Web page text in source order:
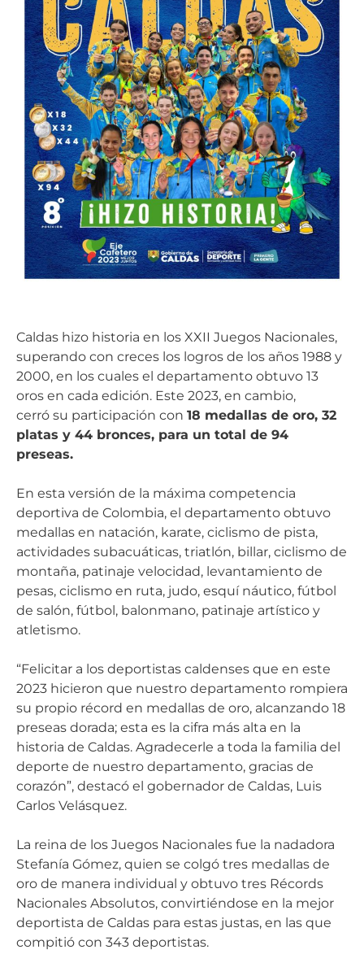
Caldas hizo historia en los XXII Juegos Nacionales,
superando con creces los logros de los años 1988 y
2000, en los cuales el departamento obtuvo 13
oros en cada edición. Este 2023, en cambio,
cerró su participación con 18 medallas de oro, 32
platas y 44 bronces, para un total de 94
preseas.
En esta versión de la máxima competencia
deportiva de Colombia, el departamento obtuvo
medallas en natación, karate, ciclismo de pista,
actividades subacuáticas, triatlón, billar, ciclismo de
montaña, patinaje velocidad, levantamiento de
pesas, ciclismo en ruta, judo, esquí náutico, fútbol
de salón, fútbol, balonmano, patinaje artístico y
atletismo.
“Felicitar a los deportistas caldenses que en este
2023 hicieron que nuestro departamento rompiera
su propio récord en medallas de oro, alcanzando 18
preseas dorada; esta es la cifra más alta en la
historia de Caldas. Agradecerle a toda la familia del
deporte de nuestro departamento, gracias de
corazón”, destacó el gobernador de Caldas, Luis
Carlos Velásquez.
La reina de los Juegos Nacionales fue la nadadora
Stefanía Gómez, quien se colgó tres medallas de
oro de manera individual y obtuvo tres Récords
Nacionales Absolutos, convirtiéndose en la mejor
deportista de Caldas para estas justas, en las que
compitió con 343 deportistas.